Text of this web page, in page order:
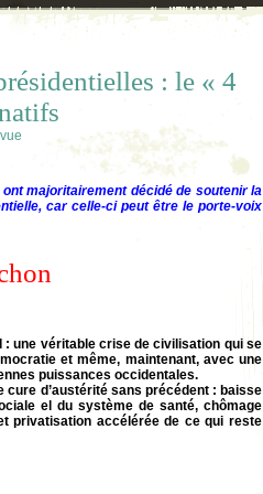
: le « 4
majoritairement décidé de soutenir la
car celle-ci peut être le porte-voix
une véritable crise de civilisation qui se
et même, maintenant, avec une
puissances occidentales.
d’austérité sans précédent : baisse
el du système de santé, chômage
privatisation accélérée de ce qui reste